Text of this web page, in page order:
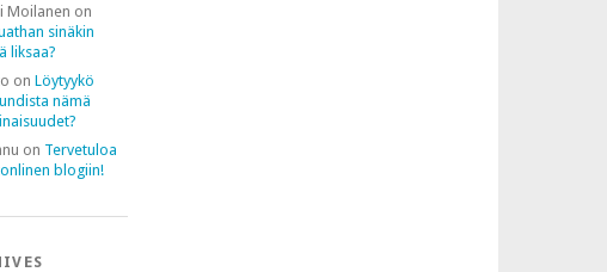
Moilanen on
sinäkin
liksaa?
on Löytyykö
nämä
on Tervetuloa
blogiin!